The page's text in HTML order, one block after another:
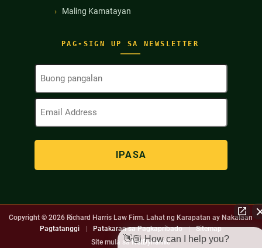
PAG-SIGN UP SA NEWSLETTER
Buong
(Kinakailangan)
Email
(Kinakailangan)
Maling Kamatayan
Copyright © 2026 Richard Harris Law Firm. Lahat ng Karapatan ay Nakalaan
Pagtatanggi
Patakaran sa Pagkapribado |
Sitemap
Site mula saNetDynamic
👋🏼 How can I help you?